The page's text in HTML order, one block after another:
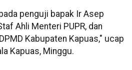
penguji bapak Ir Asep
Ahli Menteri PUPR, dan
Kabupaten Kapuas," ucap
Kapuas, Minggu.